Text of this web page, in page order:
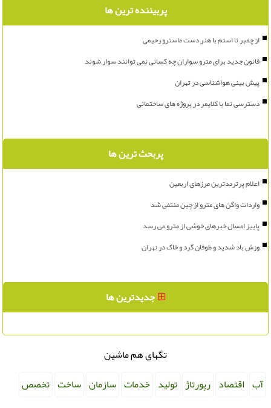
پربیننده ترین ها
از چمبر تا استم با هنر دست ماسترو رحیمی
قانون جدید برای مترو سواران چه کسانی نمی توانند سوار شوند
پیش بینی هواشناسی در تهران
دسترسی نما با کلایمر در پروژه های ساختمانی
پربحث ترین ها
اعلام پرترددترین مرزهای اربعین
واردات واگن های مترو از چین منتفی شد
پاییز امسال خبرهای خوشی از مترو می رسد
وزش باد شدید و طوفان گرد و خاک در تهران
جدیدترین ها
تگهای هم ماشین
آب
اقتصاد رپورتاژ تولید خدمات سازمان ساخت تخصص